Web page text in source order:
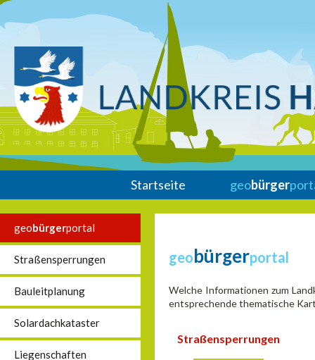
Startseite geobürger
geobürgerportal
Straßensperrungen
Bauleitplanung
Solardachkataster
Liegenschaften
geobürgerportal
Welche Informationen zum
entsprechende thematische
Straßensperrungen